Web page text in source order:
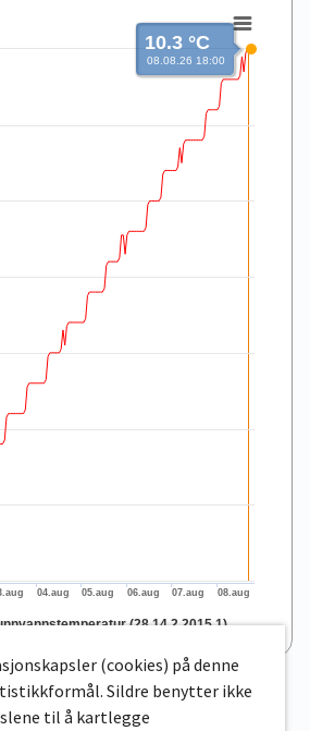
displaying Time. Data ranges from
displaying values. Data ranges from
(28.14.2.2015.1)
04.aug 05.aug 06.aug 07.aug 08.aug
10.3 °C
08.08.26 18:00
(cookies) på denne
Sildre benytter ikke
til å kartlegge